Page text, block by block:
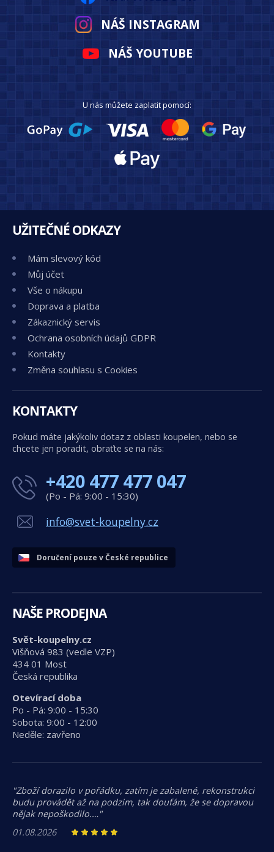
NÁŠ INSTAGRAM
NÁŠ YOUTUBE
U nás můžete zaplatit pomocí:
UŽITEČNÉ ODKAZY
Mám slevový kód
Můj účet
Vše o nákupu
Doprava a platba
Zákaznický servis
Ochrana osobních údajů GDPR
Kontakty
Změna souhlasu s Cookies
KONTAKTY
Pokud máte jakýkoliv dotaz z oblasti koupelen, nebo se
chcete jen poradit, obraťte se na nás:
+420 477 477 047
(Po - Pá: 9:00 - 15:30)
info@svet-koupelny.cz
Doručení pouze v České republice
NAŠE PRODEJNA
Svět-koupelny.cz
Višňová 983 (vedle VZP)
434 01 Most
Česká republika
Otevírací doba
Po - Pá: 9:00 - 15:30
Sobota: 9:00 - 12:00
Neděle: zavřeno
"Zboží dorazilo v pořádku, zatím je zabalené, rekonstrukci
budu provádět až na podzim, tak doufám, že se dopravou
nějak nepoškodilo.…"
01.08.2026